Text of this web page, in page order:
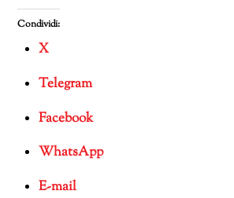
Condividi:
X
Telegram
Facebook
WhatsApp
E-mail